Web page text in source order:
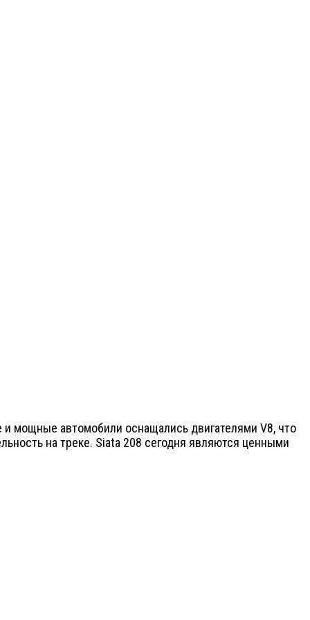
и мощные автомобили оснащались двигателями V8, что
на треке. Siata 208 сегодня являются ценными